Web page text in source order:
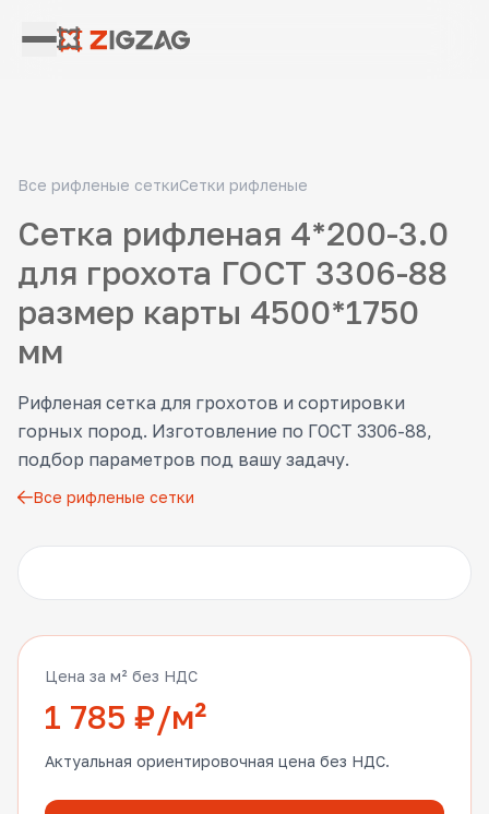
Все рифленые сеткиСетки рифленые
Сетка рифленая 4*200-3.0
для грохота ГОСТ 3306-88
размер карты 4500*1750
мм
Рифленая сетка для грохотов и сортировки
горных пород. Изготовление по ГОСТ 3306-88,
подбор параметров под вашу задачу.
Все рифленые сетки
Цена за м² без НДС
1 785 ₽/м²
Актуальная ориентировочная цена без НДС.